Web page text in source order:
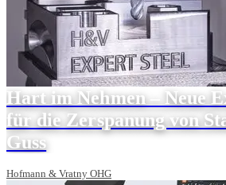
Hart im Nehmen – Neue
für die Zerspanung von
Guss
Hofmann & Vratny OHG